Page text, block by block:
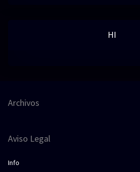
HI
Archivos
Aviso Legal
Info